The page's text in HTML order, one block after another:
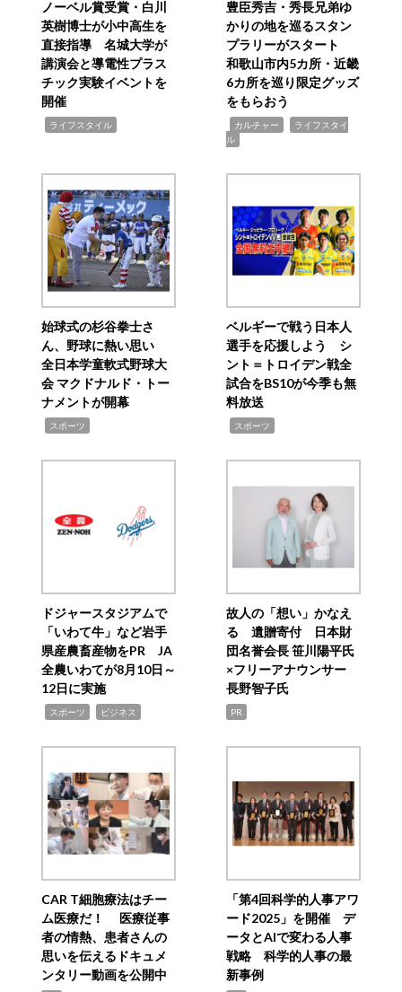
ノーベル賞受賞・白川
英樹博士が小中高生を
直接指導 名城大学が
講演会と導電性プラス
チック実験イベントを
開催
ライフスタイル
豊臣秀吉・秀長兄弟ゆ
かりの地を巡るスタン
プラリーがスタート
和歌山市内5カ所・近畿
6カ所を巡り限定グッズ
をもらおう
カルチャー
ライフスタイ
ル
始球式の杉谷拳士さ
ん、野球に熱い思い
全日本学童軟式野球大
会 マクドナルド・トー
ナメントが開幕
スポーツ
ベルギーで戦う日本人
選手を応援しよう シ
ント＝トロイデン戦全
試合をBS10が今季も無
料放送
スポーツ
ドジャースタジアムで
「いわて牛」など岩手
県産農畜産物をPR JA
全農いわてが8月10日～
12日に実施
スポーツ ビジネス
故人の「想い」かなえ
る 遺贈寄付 日本財
団名誉会長 笹川陽平氏
×フリーアナウンサー
長野智子氏
PR
CAR T細胞療法はチー
ム医療だ！ 医療従事
者の情熱、患者さんの
思いを伝えるドキュメ
ンタリー動画を公開中
「第4回科学的人事アワ
ード2025」を開催 デ
ータとAIで変わる人事
戦略 科学的人事の最
新事例